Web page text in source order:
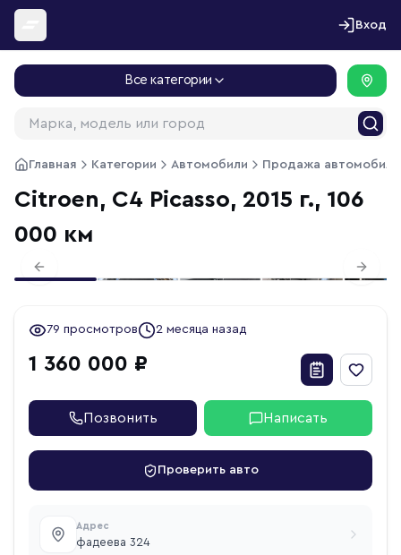
Перейти к содержимому
Вход
Все категории
Главная Категории Автомобили Продажа
Citroen, C4 Picasso, 2015 г., 106
000 км
Previous slide Next
79 просмотров 2 месяца назад
1 360 000 ₽
Позвонить Написать
Проверить авто
Адрес
фадеева 324